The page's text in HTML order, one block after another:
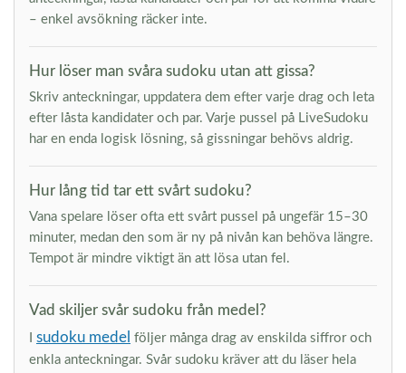
– enkel avsökning räcker inte.
Hur löser man svåra sudoku utan att gissa?
Skriv anteckningar, uppdatera dem efter varje drag och leta
efter låsta kandidater och par. Varje pussel på LiveSudoku
har en enda logisk lösning, så gissningar behövs aldrig.
Hur lång tid tar ett svårt sudoku?
Vana spelare löser ofta ett svårt pussel på ungefär 15–30
minuter, medan den som är ny på nivån kan behöva längre.
Tempot är mindre viktigt än att lösa utan fel.
Vad skiljer svår sudoku från medel?
sudoku medel följer många drag av enskilda siffror och
enkla anteckningar. Svår sudoku kräver att du läser hela